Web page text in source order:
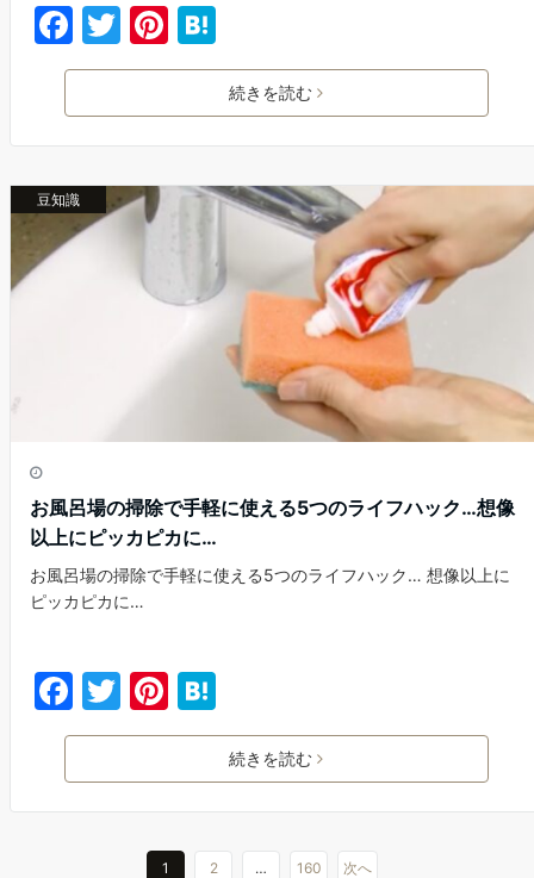
F
a
e
b
o
o
T
w
er
Pi
nt
e
st
at
e
n
a
続きを読む
豆知識
お風呂場の掃除で手軽に使える5つのライフハック…想像
以上にピッカピカに…
お風呂場の掃除で手軽に使える5つのライフハック… 想像以上に
ピッカピカに…
F
a
e
T
w
er
Pi
nt
e
st
at
e
n
a
続きを読む
1 2 … 160 次へ